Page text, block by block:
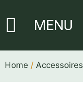
MENU
Home / Accessoires